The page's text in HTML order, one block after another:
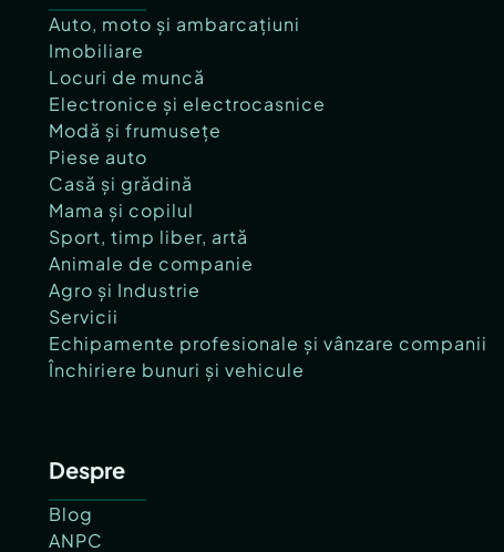
Auto, moto și ambarcațiuni
Imobiliare
Locuri de muncă
Electronice și electrocasnice
Modă și frumusețe
Piese auto
Casă și grădină
Mama și copilul
Sport, timp liber, artă
Animale de companie
Agro și Industrie
Servicii
Echipamente profesionale și vânzare companii
Închiriere bunuri și vehicule
Despre
Blog
ANPC